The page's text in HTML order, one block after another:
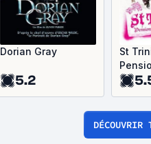
Dorian Gray
5.2
St
DÉCOUVRIR